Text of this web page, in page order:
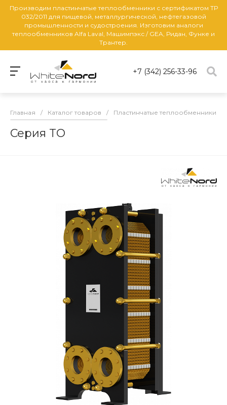
Производим пластинчатые теплообменники с сертификатом ТР
032/2011 для пищевой, металлургической, нефтегазовой
промышленности и судостроения. Изготовим аналоги
теплообменников Alfa Laval, Машимпэкс / GEA, Ридан, Функе и
Трантер.
+7 (342) 256-33-96
Главная / Каталог товаров / Пластинчатые теплообменники
Серия TO